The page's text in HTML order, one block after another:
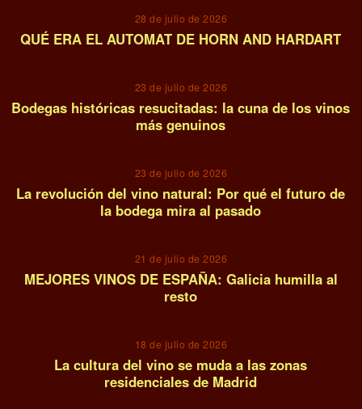
28 de julio de 2026
QUÉ ERA EL AUTOMAT DE HORN AND HARDART
06
23 de julio de 2026
Bodegas históricas resucitadas: la cuna de los vinos
más genuinos
23 de julio de 2026
La revolución del vino natural: Por qué el futuro de
la bodega mira al pasado
21 de julio de 2026
MEJORES VINOS DE ESPAÑA: Galicia humilla al
resto
18 de julio de 2026
La cultura del vino se muda a las zonas
residenciales de Madrid